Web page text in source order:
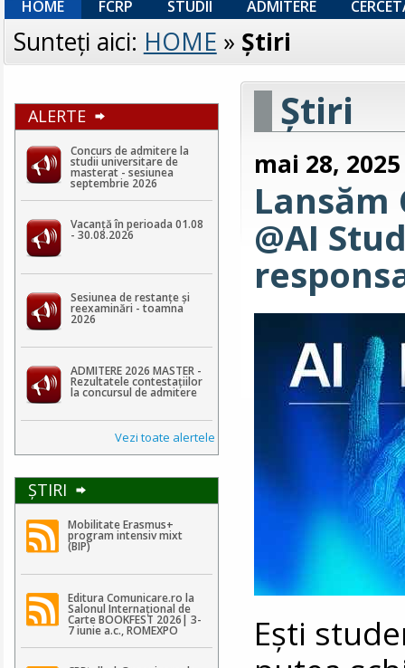
HOME FCRP STUDII ADMITERE
Sunteţi aici: HOME » Ştiri
ALERTE
Concurs de admitere la
studii universitare de
masterat - sesiunea
septembrie 2026
Vacanță în perioada 01.08
- 30.08.2026
Sesiunea de restanțe și
reexaminări - toamna
2026
ADMITERE 2026 MASTER -
Rezultatele contestaţiilor
la concursul de admitere
Vezi toate alertele
ŞTIRI
Mobilitate Erasmus+
program intensiv mixt
(BIP)
Editura Comunicare.ro la
Salonul Internațional de
Carte BOOKFEST 2026| 3-
7 iunie a.c., ROMEXPO
Ştiri
mai 28, 2025
@AI
Ești